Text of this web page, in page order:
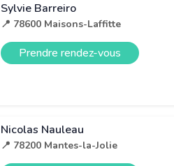
Sylvie Barreiro
📍 78600 Maisons-Laffitte
Prendre rendez-vous
Nicolas Nauleau
📍 78200 Mantes-la-Jolie